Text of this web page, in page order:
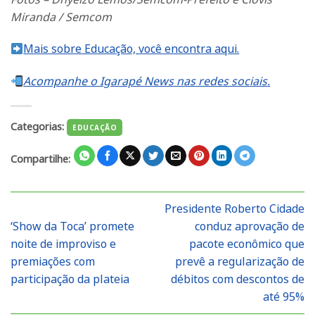
Miranda / Semcom
Mais sobre Educação, você encontra aqui.
Acompanhe o Igarapé News nas redes sociais.
Categorias: EDUCAÇÃO
Compartilhe:
‘Show da Toca’ promete
noite de improviso e
premiações com
participação da plateia
Presidente Roberto Cidade
conduz aprovação de
pacote econômico que
prevê a regularização de
débitos com descontos de
até 95%